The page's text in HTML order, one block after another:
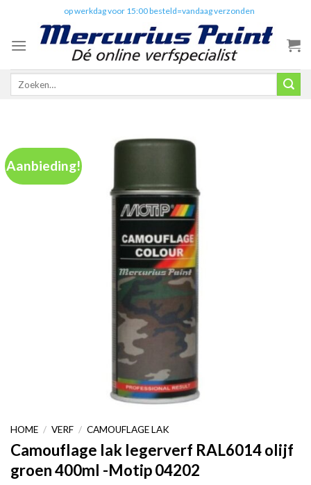
content
op werkdag voor 15:00 besteld=vandaag verzonden
Zoeken
Aanbieding!
HOME / VERF / CAMOUFLAGE LAK
Camouflage lak legerverf RAL6014 olijf
groen 400ml -Motip 04202